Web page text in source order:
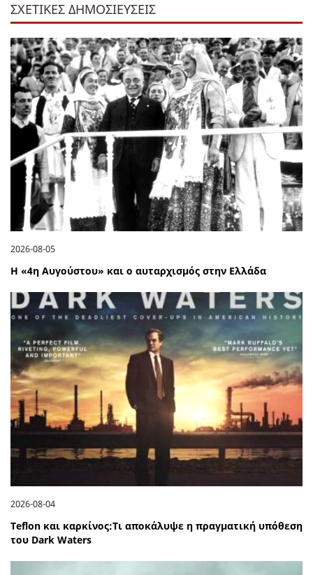
ΣΧΕΤΙΚΕΣ ΔΗΜΟΣΙΕΥΣΕΙΣ
2026-08-05
Η «4η Αυγούστου» και ο αυταρχισμός στην Ελλάδα
2026-08-04
Teflon και καρκίνος:Τι αποκάλυψε η πραγματική υπόθεση
του Dark Waters